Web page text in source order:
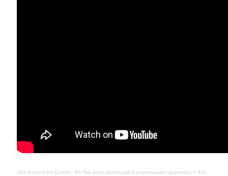
Jam Factory Art Center· #5 Яка роль інституцій в учасницьких практиках // Юлія Костерєва, Анна Гайдай, Євгенія Нестерович